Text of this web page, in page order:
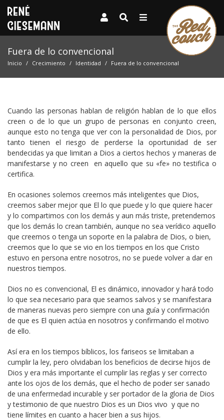
Fuera de lo convencional
Inicio Crecimiento Identidad Fuera de lo convencional
Cuando las personas hablan de religión hablan de lo que ellos
creen o de lo que un grupo de personas en conjunto creen,
aunque esto no tenga que ver con la personalidad de Dios, por
tanto tienen el riesgo de perderse la oportunidad de ser
bendecidas ya que limitan a Dios a ciertos hechos y maneras de
manifestarse y no creen en aquello que su «fe» no testifica o
certifica.
En ocasiones solemos creernos más inteligentes que Dios,
creemos saber mejor que El lo que puede y lo que quiere hacer
y lo compartimos con los demás y aun más triste, pretendemos
que los demás lo crean también, aunque no sea verídico aquello
que creemos o tenga un soporte en la palabra de Dios, o bien,
creemos que lo que se vio en los tiempos en los que Cristo
estuvo en persona entre nosotros, no se puede volver a dar en
nuestros tiempos.
Dios no es convencional, El es dinámico, innovador y hará todo
lo que sea necesario para que seamos salvos y se manifestara
de maneras nuevas pero siempre con una guía y confirmación
de que es El quien actúa en nosotros y confirmando el motivo
de ello.
Así era en los tiempos bíblicos, los fariseos se limitaban a
cumplir la ley, pero olvidaban los beneficios de decirse hijos de
Dios y era más importante el cumplir las reglas y ser correcto
ante los ojos de los demás, que el hecho de poder ser sanado
de una enfermedad incurable y ser portador de la gloria de Dios
y testimonio de que nuestro Dios es un Dios vivo y que no
tiene límites en cuanto a hacer bien a sus hijos.